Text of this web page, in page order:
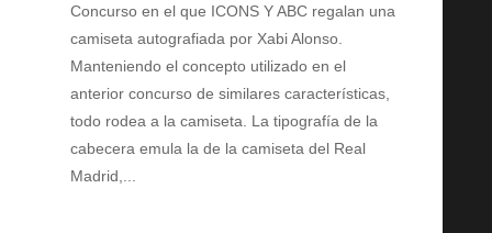
Concurso en el que ICONS Y ABC regalan una
camiseta autografiada por Xabi Alonso.
Manteniendo el concepto utilizado en el
anterior concurso de similares características,
todo rodea a la camiseta. La tipografía de la
cabecera emula la de la camiseta del Real
Madrid,...